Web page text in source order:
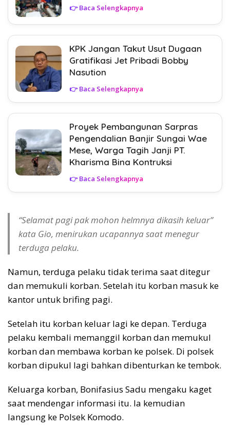
👉 Baca Selengkapnya
KPK Jangan Takut Usut Dugaan
Gratifikasi Jet Pribadi Bobby
Nasution
👉 Baca Selengkapnya
Proyek Pembangunan Sarpras
Pengendalian Banjir Sungai Wae
Mese, Warga Tagih Janji PT.
Kharisma Bina Kontruksi
👉 Baca Selengkapnya
“Selamat pagi pak mohon helmnya dikasih keluar”
kata Gio, menirukan ucapannya saat menegur
terduga pelaku.
Namun, terduga pelaku tidak terima saat ditegur
dan memukuli korban. Setelah itu korban masuk ke
kantor untuk brifing pagi.
Setelah itu korban keluar lagi ke depan. Terduga
pelaku kembali memanggil korban dan memukul
korban dan membawa korban ke polsek. Di polsek
korban dipukul lagi bahkan dibenturkan ke tembok.
Keluarga korban, Bonifasius Sadu mengaku kaget
saat mendengar informasi itu. Ia kemudian
langsung ke Polsek Komodo.